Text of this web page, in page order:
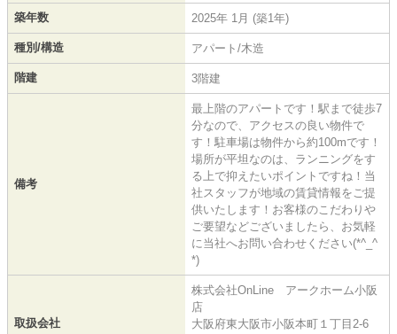
築年数 2025年 1月 (築1年)
種別/構造 アパート/木造
階建 3階建
備考
最上階のアパートです！駅まで徒歩7
分なので、アクセスの良い物件で
す！駐車場は物件から約100mです！
場所が平坦なのは、ランニングをす
る上で抑えたいポイントですね！当
社スタッフが地域の賃貸情報をご提
供いたします！お客様のこだわりや
ご要望などございましたら、お気軽
に当社へお問い合わせください(*^_^
*)
取扱会社
株式会社OnLine アークホーム小阪
店
大阪府東大阪市小阪本町１丁目2-6